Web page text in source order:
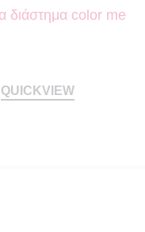
διάστημα color me
QUICKVIEW